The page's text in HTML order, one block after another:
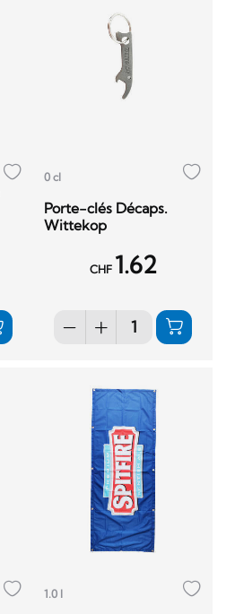
0 cl
Porte-clés Décaps.
Wittekop
CHF 1.62
1.0 l